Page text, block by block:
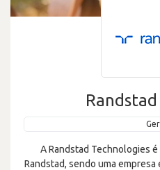
A Randstad Technologies
Randstad, sendo uma